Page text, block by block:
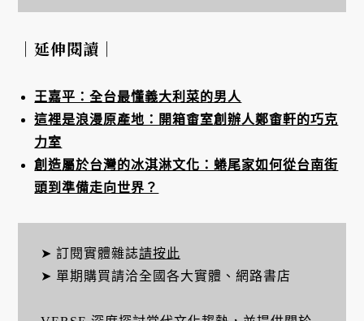
｜延伸閱讀｜
王嘉平：全台最懂義大利菜的男人
這裡是浪漫原產地：開箱畬室創辦人鄭畬軒的巧克
力室
創造屬於台灣的冰淇淋文化：蜷尾家如何從台南街
頭到準備走向世界？
➤ 訂閱實體雜誌請按此
➤ 單期購買請洽全國各大實體、網路書店